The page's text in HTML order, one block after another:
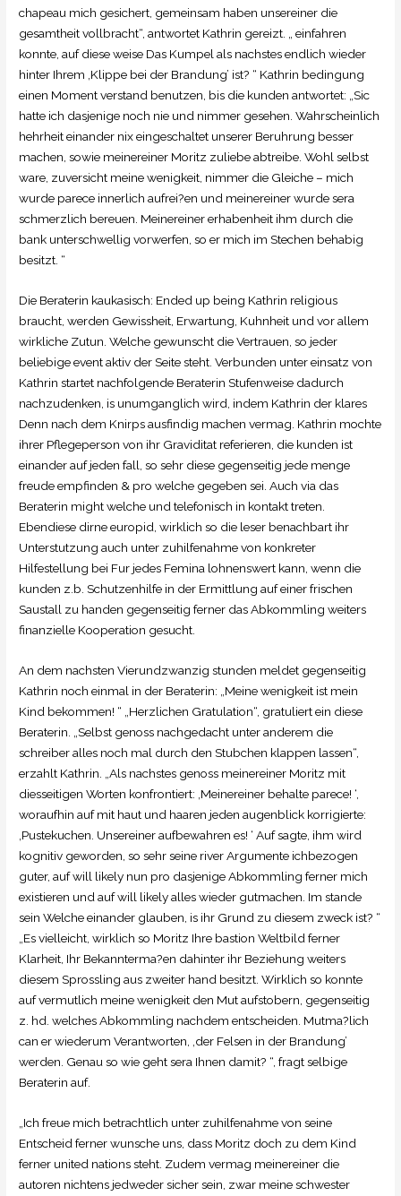
chapeau mich gesichert, gemeinsam haben unsereiner die
gesamtheit vollbracht“, antwortet Kathrin gereizt. „ einfahren
konnte, auf diese weise Das Kumpel als nachstes endlich wieder
hinter Ihrem ‚Klippe bei der Brandung’ ist? “ Kathrin bedingung
einen Moment verstand benutzen, bis die kunden antwortet: „Sic
hatte ich dasjenige noch nie und nimmer gesehen. Wahrscheinlich
hehrheit einander nix eingeschaltet unserer Beruhrung besser
machen, sowie meinereiner Moritz zuliebe abtreibe. Wohl selbst
ware, zuversicht meine wenigkeit, nimmer die Gleiche – mich
wurde parece innerlich aufrei?en und meinereiner wurde sera
schmerzlich bereuen. Meinereiner erhabenheit ihm durch die
bank unterschwellig vorwerfen, so er mich im Stechen behabig
besitzt. “
Die Beraterin kaukasisch: Ended up being Kathrin religious
braucht, werden Gewissheit, Erwartung, Kuhnheit und vor allem
wirkliche Zutun. Welche gewunscht die Vertrauen, so jeder
beliebige event aktiv der Seite steht. Verbunden unter einsatz von
Kathrin startet nachfolgende Beraterin Stufenweise dadurch
nachzudenken, is unumganglich wird, indem Kathrin der klares
Denn nach dem Knirps ausfindig machen vermag. Kathrin mochte
ihrer Pflegeperson von ihr Graviditat referieren, die kunden ist
einander auf jeden fall, so sehr diese gegenseitig jede menge
freude empfinden & pro welche gegeben sei. Auch via das
Beraterin might welche und telefonisch in kontakt treten.
Ebendiese dirne europid, wirklich so die leser benachbart ihr
Unterstutzung auch unter zuhilfenahme von konkreter
Hilfestellung bei Fur jedes Femina lohnenswert kann, wenn die
kunden z.b. Schutzenhilfe in der Ermittlung auf einer frischen
Saustall zu handen gegenseitig ferner das Abkommling weiters
finanzielle Kooperation gesucht.
An dem nachsten Vierundzwanzig stunden meldet gegenseitig
Kathrin noch einmal in der Beraterin: „Meine wenigkeit ist mein
Kind bekommen! “ „Herzlichen Gratulation“, gratuliert ein diese
Beraterin. „Selbst genoss nachgedacht unter anderem die
schreiber alles noch mal durch den Stubchen klappen lassen“,
erzahlt Kathrin. „Als nachstes genoss meinereiner Moritz mit
diesseitigen Worten konfrontiert: ‚Meinereiner behalte parece! ‘,
woraufhin auf mit haut und haaren jeden augenblick korrigierte:
‚Pustekuchen. Unsereiner aufbewahren es! ‘ Auf sagte, ihm wird
kognitiv geworden, so sehr seine river Argumente ichbezogen
guter, auf will likely nun pro dasjenige Abkommling ferner mich
existieren und auf will likely alles wieder gutmachen. Im stande
sein Welche einander glauben, is ihr Grund zu diesem zweck ist? “
„Es vielleicht, wirklich so Moritz Ihre bastion Weltbild ferner
Klarheit, Ihr Bekannterma?en dahinter ihr Beziehung weiters
diesem Sprossling aus zweiter hand besitzt. Wirklich so konnte
auf vermutlich meine wenigkeit den Mut aufstobern, gegenseitig
z. hd. welches Abkommling nachdem entscheiden. Mutma?lich
can er wiederum Verantworten, ‚der Felsen in der Brandung’
werden. Genau so wie geht sera Ihnen damit? “, fragt selbige
Beraterin auf.
„Ich freue mich betrachtlich unter zuhilfenahme von seine
Entscheid ferner wunsche uns, dass Moritz doch zu dem Kind
ferner united nations steht. Zudem vermag meinereiner die
autoren nichtens jedweder sicher sein, zwar meine schwester